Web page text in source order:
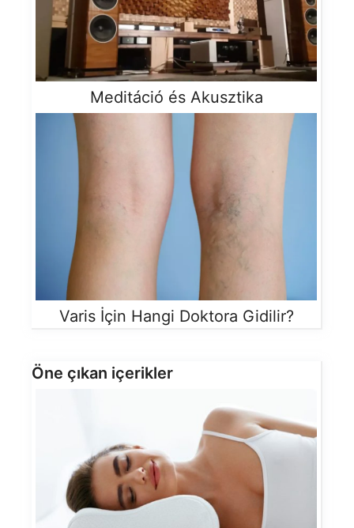
Meditáció és Akusztika
Varis İçin Hangi Doktora Gidilir?
Öne çıkan içerikler